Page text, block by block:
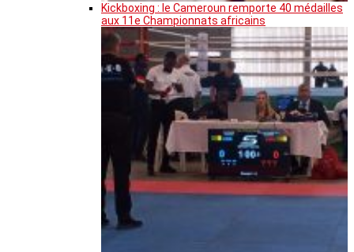
Kickboxing : le Cameroun remporte 40 médailles
aux 11e Championnats africains